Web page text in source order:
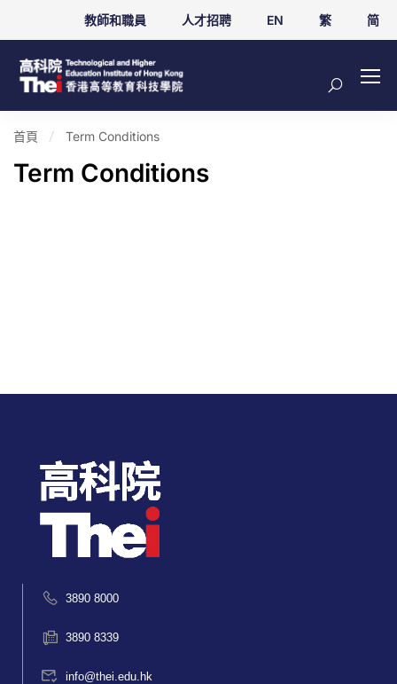
教師和職員 人才招聘 EN 繁 简
首頁 Term Conditions
Term Conditions
3890 8000
3890 8339
info@thei.edu.hk